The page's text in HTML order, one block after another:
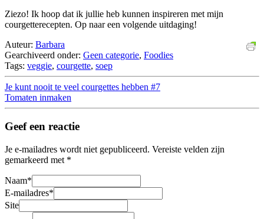
Ziezo! Ik hoop dat ik jullie heb kunnen inspireren met mijn
courgetterecepten. Op naar een volgende uitdaging!
Auteur: Barbara
Gearchiveerd onder: Geen categorie, Foodies
Tags: veggie, courgette, soep
Je kunt nooit te veel courgettes hebben #7
Tomaten inmaken
Geef een reactie
Je e-mailadres wordt niet gepubliceerd. Vereiste velden zijn
gemarkeerd met *
Naam*
E-mailadres*
Site